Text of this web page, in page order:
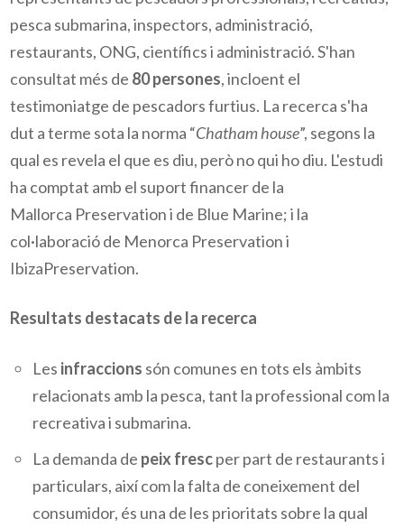
pesca submarina, inspectors, administració,
restaurants, ONG, científics i administració. S'han
consultat més de 80 persones, incloent el
testimoniatge de pescadors furtius. La recerca s'ha
dut a terme sota la norma “Chatham house”, segons la
qual es revela el que es diu, però no qui ho diu. L'estudi
ha comptat amb el suport financer de la
Mallorca Preservation i de Blue Marine; i la
col·laboració de Menorca Preservation i
IbizaPreservation.
Resultats destacats de la recerca
Les infraccions són comunes en tots els àmbits
relacionats amb la pesca, tant la professional com la
recreativa i submarina.
La demanda de peix frescper part de restaurants i
particulars, així com la falta de coneixement del
consumidor, és una de les prioritats sobre la qual